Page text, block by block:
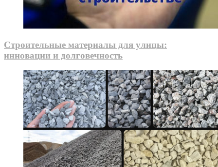
Строительные материалы для улицы:
инновации и долговечность